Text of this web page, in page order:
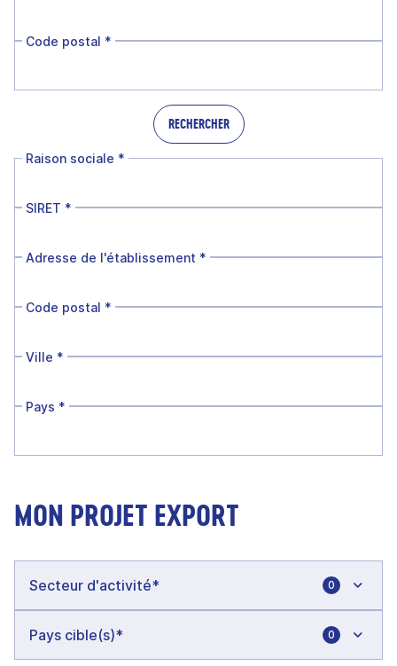
Code postal *
RECHERCHER
Raison sociale *
SIRET *
Adresse de l'établissement *
Code postal *
Ville *
Pays *
MON PROJET EXPORT
0
0